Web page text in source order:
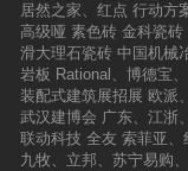
居然之家、红点 行动方
高级哑 素色砖 金科瓷砖
滑大理石瓷砖 中国机械
岩板 Rational、博德宝
装配式建筑展招展 欧派
武汉建博会 广东、江浙
联动科技 全友 索菲亚、
九牧、立邦、苏宁易购